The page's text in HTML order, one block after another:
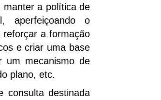
manter a política de
aperfeiçoando o
reforçar a formação
e criar uma base
um mecanismo de
plano, etc.
consulta destinada